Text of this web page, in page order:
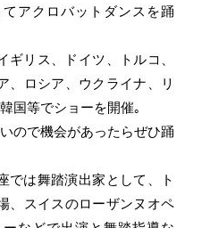
アクロバットダンスを踊
ギリス、ドイツ、トルコ、
、ロシア、ウクライナ、リ
国等でショーを開催｡
ので機会があったらぜひ踊
では舞踏演出家として、ト
、スイスのローザンヌオペ